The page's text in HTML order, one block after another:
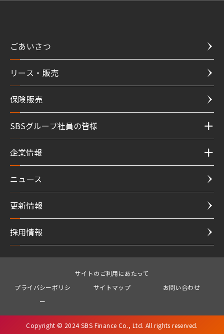
ごあいさつ
リース・販売
保険販売
SBSグループ社員の皆様
企業情報
ニュース
更新情報
採用情報
サイトのご利用にあたって
プライバシーポリシ
ー
サイトマップ お問い合わせ
Copyright © 2024 SBS Finance Co., Ltd. All rights reserved.